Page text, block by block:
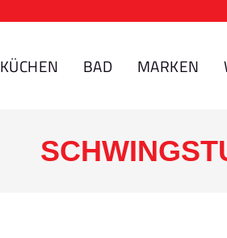
KÜCHEN BAD MARKEN